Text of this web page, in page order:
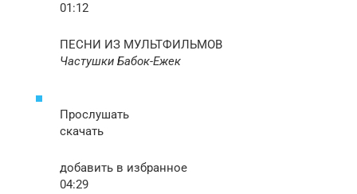
01:12
ПЕСНИ ИЗ МУЛЬТФИЛЬМОВ
Частушки Бабок-Ежек
Прослушать
скачать
добавить в избранное
04:29